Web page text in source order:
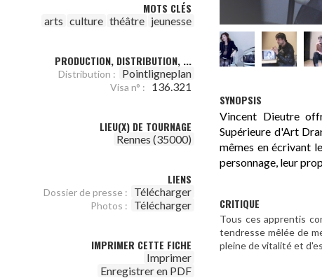
MOTS CLÉS
arts culture théâtre jeunesse
PRODUCTION, DISTRIBUTION, ...
Distribution : Pointligneplan
Visa n° : 136.321
LIEU(X) DE TOURNAGE
Rennes (35000)
LIENS
Dossier de presse : Télécharger
Photos : Télécharger
IMPRIMER CETTE FICHE
Imprimer
Enregistrer en PDF
SYNOPSIS
Vincent Dieutre
Supérieure d'Art
mêmes en écrivant
personnage, leur
CRITIQUE
Tous ces apprentis
tendresse mêlée de
pleine de vitalité et